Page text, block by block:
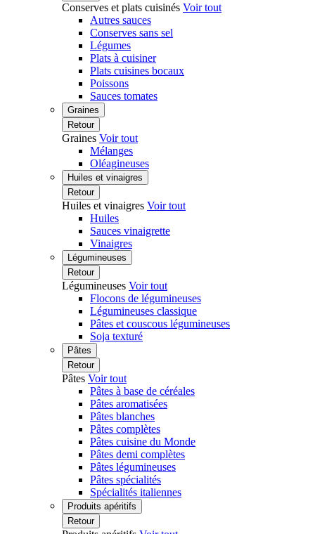
Conserves et plats cuisinés Voir tout
Autres sauces
Conserves sans sel
Légumes
Plats à cuisiner
Plats cuisines bocaux
Poissons
Sauces tomates
Graines
Retour
Graines Voir tout
Mélanges
Oléagineuses
Huiles et vinaigres
Retour
Huiles et vinaigres Voir tout
Huiles
Sauces vinaigrette
Vinaigres
Légumineuses
Retour
Légumineuses Voir tout
Flocons de légumineuses
Légumineuses classique
Pâtes et couscous légumineuses
Soja texturé
Pâtes
Retour
Pâtes Voir tout
Pâtes à base de céréales
Pâtes aromatisées
Pâtes blanches
Pâtes complètes
Pâtes cuisine du Monde
Pâtes demi complètes
Pâtes légumineuses
Pâtes spécialités
Spécialités italiennes
Produits apéritifs
Retour